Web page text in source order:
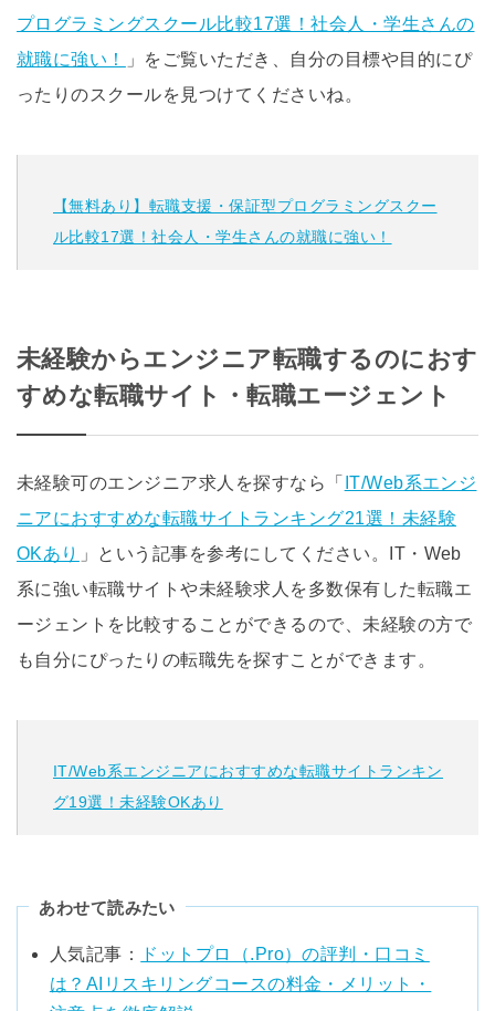
プログラミングスクール比較17選！社会人・学生さんの
就職に強い！
」をご覧いただき、自分の目標や目的にぴ
ったりのスクールを見つけてくださいね。
【無料あり】転職支援・保証型プログラミングスクー
ル比較17選！社会人・学生さんの就職に強い！
未経験からエンジニア転職するのにおす
すめな転職サイト・転職エージェント
未経験可のエンジニア求人を探すなら「
IT/Web系エンジ
ニアにおすすめな転職サイトランキング21選！未経験
OKあり
」という記事を参考にしてください。IT・Web
系に強い転職サイトや未経験求人を多数保有した転職エ
ージェントを比較することができるので、未経験の方で
も自分にぴったりの転職先を探すことができます。
IT/Web系エンジニアにおすすめな転職サイトランキン
グ19選！未経験OKあり
あわせて読みたい
人気記事：
ドットプロ（.Pro）の評判・口コミ
は？AIリスキリングコースの料金・メリット・